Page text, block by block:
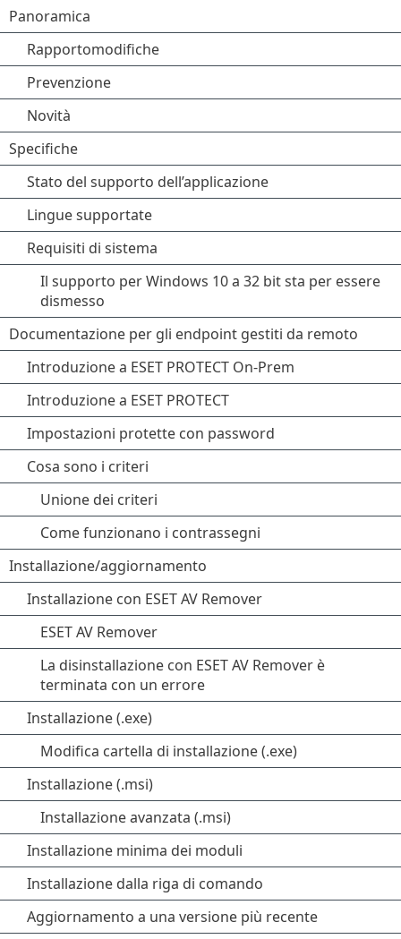
Panoramica
Rapportomodifiche
Prevenzione
Novità
Specifiche
Stato del supporto dell’applicazione
Lingue supportate
Requisiti di sistema
Il supporto per Windows 10 a 32 bit sta per essere
dismesso
Documentazione per gli endpoint gestiti da remoto
Introduzione a ESET PROTECT On-Prem
Introduzione a ESET PROTECT
Impostazioni protette con password
Cosa sono i criteri
Unione dei criteri
Come funzionano i contrassegni
Installazione/aggiornamento
Installazione con ESET AV Remover
ESET AV Remover
La disinstallazione con ESET AV Remover è
terminata con un errore
Installazione (.exe)
Modifica cartella di installazione (.exe)
Installazione (.msi)
Installazione avanzata (.msi)
Installazione minima dei moduli
Installazione dalla riga di comando
Aggiornamento a una versione più recente